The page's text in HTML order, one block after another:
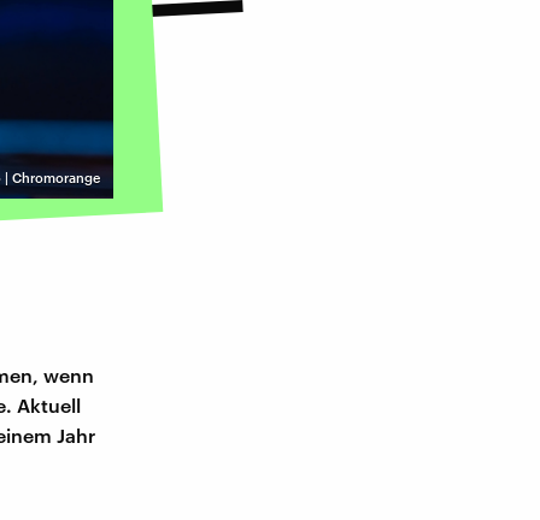
| Chromorange
wenn
Aktuell
Jahr